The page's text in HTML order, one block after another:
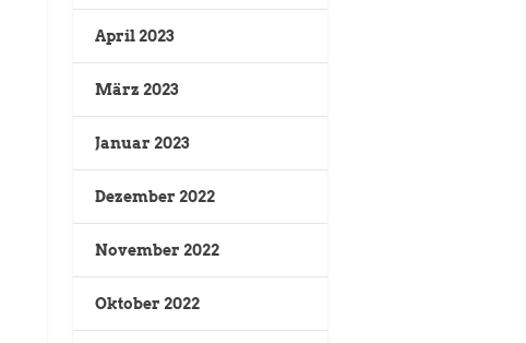
April 2023
März 2023
Januar 2023
Dezember 2022
November 2022
Oktober 2022